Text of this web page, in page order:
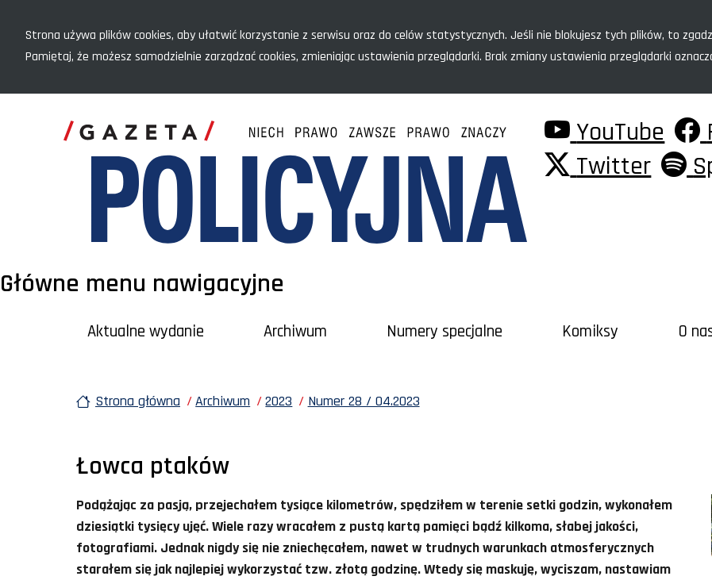
Strona używa plików cookies, aby ułatwić korzystanie z serwisu oraz do celów statystycznych. Jeśli nie blokujesz tych plików, to
Pamiętaj, że możesz samodzielnie zarządzać cookies, zmieniając ustawienia przeglądarki. Brak zmiany ustawienia przeglądarki
YouTube
Twitter
Główne menu nawigacyjne
Aktualne wydanie Archiwum Numery specjalne Komiksy O
Strona główna Archiwum 2023 Numer 28 / 04.2023
Łowca ptaków
Podążając za pasją, przejechałem tysiące kilometrów, spędziłem w terenie setki godzin, wykonałem
dziesiątki tysięcy ujęć. Wiele razy wracałem z pustą kartą pamięci bądź kilkoma, słabej jakości,
fotografiami. Jednak nigdy się nie zniechęcałem, nawet w trudnych warunkach atmosferycznych
starałem się jak najlepiej wykorzystać tzw. złotą godzinę. Wtedy się maskuję, wyciszam, nastawiam